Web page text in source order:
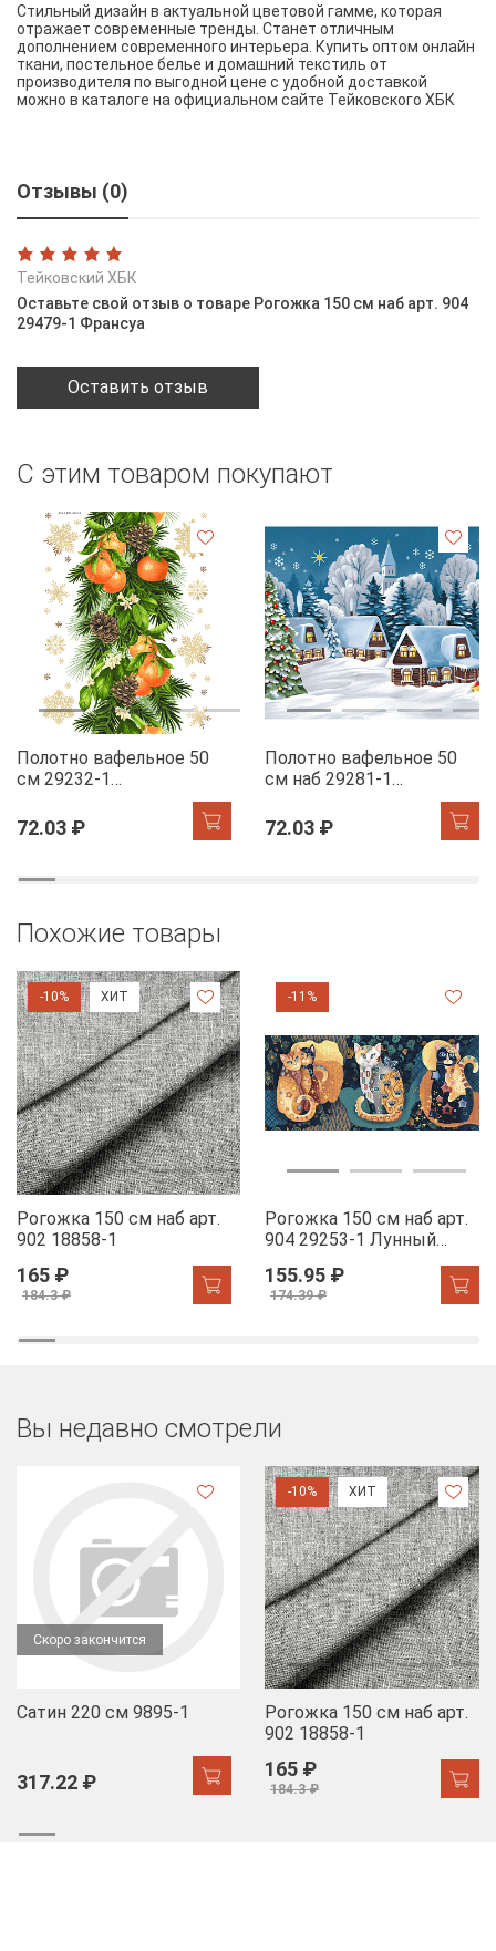
Стильный дизайн в актуальной цветовой гамме, которая
отражает современные тренды. Станет отличным
дополнением современного интерьера. Купить оптом онлайн
ткани, постельное белье и домашний текстиль от
производителя по выгодной цене с удобной доставкой
можно в каталоге на официальном сайте Тейковского ХБК
Отзывы (0)
Тейковский ХБК
Оставьте свой отзыв о товаре Рогожка 150 см наб арт. 904
29479-1 Франсуа
Оставить отзыв
С этим товаром покупают
Полотно вафельное 50
см 29232-1
Мандариновый коктель
72.03 ₽
Полотно вафельное 50
см наб 29281-1
72.03 ₽
Похожие товары
-10% ХИТ
Рогожка 150 см наб арт.
902 18858-1
165 ₽
184.3 ₽
-11%
Рогожка 150 см наб арт.
904 29253-1 Лунный
155.95 ₽
174.39 ₽
Вы недавно смотрели
Скоро закончится
Сатин 220 см 9895-1
317.22 ₽
-10% ХИТ
Рогожка 150 см наб арт.
902 18858-1
165 ₽
184.3 ₽